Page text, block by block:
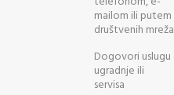
mailom ili putem
društvenih mreža
Dogovori uslugu
ugradnje ili
servisa